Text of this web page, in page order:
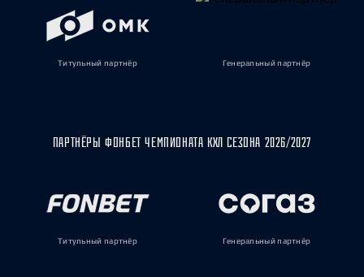
Титульный партнёр Генеральный партнёр
ПАРТНЁРЫ ФОНБЕТ ЧЕМПИОНАТА КХЛ СЕЗОНА 2026/2027
Титульный партнёр Генеральный партнёр